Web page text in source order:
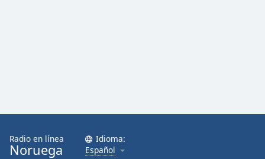
Radio en línea
Noruega
Idioma:
Español